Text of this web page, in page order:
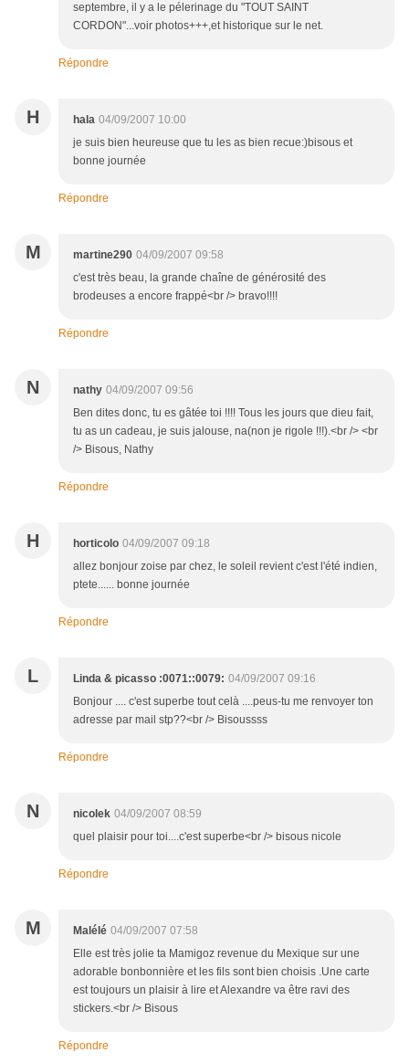
septembre, il y a le pélerinage du "TOUT SAINT
CORDON"...voir photos+++,et historique sur le net.
Répondre
H hala 04/09/2007 10:00
je suis bien heureuse que tu les as bien recue:)bisous et
bonne journée
Répondre
M martine290 04/09/2007 09:58
c'est très beau, la grande chaîne de générosité des
brodeuses a encore frappé<br /> bravo!!!!
Répondre
N nathy 04/09/2007 09:56
Ben dites donc, tu es gâtée toi !!!! Tous les jours que dieu fait,
tu as un cadeau, je suis jalouse, na(non je rigole !!!).<br /> <br
/> Bisous, Nathy
Répondre
H horticolo 04/09/2007 09:18
allez bonjour zoise par chez, le soleil revient c'est l'été indien,
ptete...... bonne journée
Répondre
L Linda & picasso :0071::0079: 04/09/2007 09:16
Bonjour .... c'est superbe tout celà ....peus-tu me renvoyer ton
adresse par mail stp??<br /> Bisoussss
Répondre
N nicolek 04/09/2007 08:59
quel plaisir pour toi....c'est superbe<br /> bisous nicole
Répondre
M Malélé 04/09/2007 07:58
Elle est très jolie ta Mamigoz revenue du Mexique sur une
adorable bonbonnière et les fils sont bien choisis .Une carte
est toujours un plaisir à lire et Alexandre va être ravi des
stickers.<br /> Bisous
Répondre